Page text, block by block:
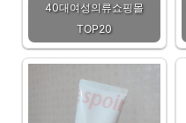
40대여성의류쇼핑몰
TOP20